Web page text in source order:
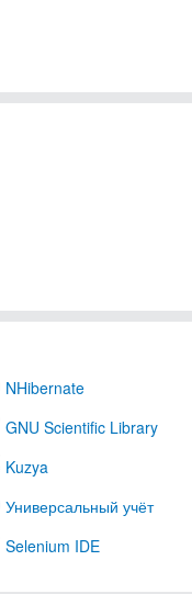
NHibernate
GNU Scientific Library
Kuzya
Универсальный учёт
Selenium IDE